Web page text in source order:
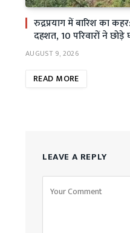
रुद्रप्रयाग में बारिश का
दहशत, 10 परिवारों ने छोड़े
AUGUST 9, 2026
READ MORE
LEAVE A REPLY